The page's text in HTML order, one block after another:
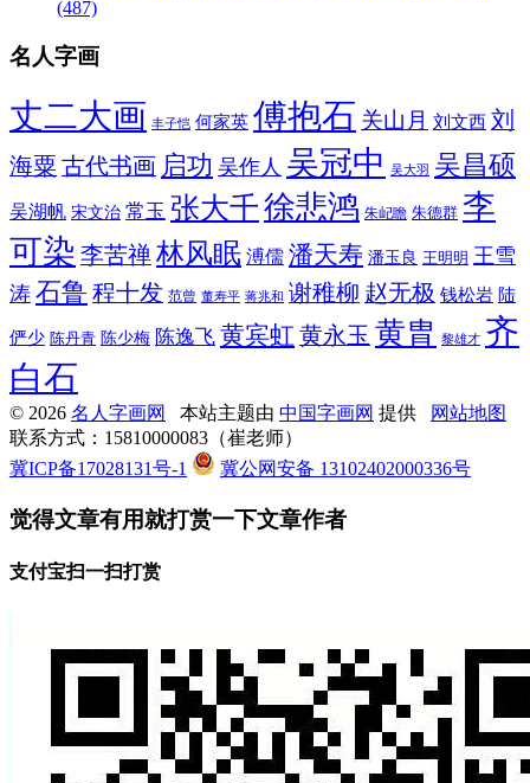
(487)
名人字画
丈二大画 丰子恺 何家英 傅抱石 关山月 刘文西 刘
海粟 古代书画 启功 吴作人 吴冠中 吴大羽 吴昌硕
吴湖帆 宋文治 常玉 张大千徐悲鸿 朱屺瞻 朱德群 李
可染 李苦禅林风眠 溥儒 潘天寿 潘玉良 王明明 王雪
涛 石鲁 程十发 范曾 董寿平 蒋兆和 谢稚柳 赵无极 钱松岩 陆
俨少 陈丹青 陈少梅 陈逸飞 黄宾虹 黄永玉 黄胄 黎雄才 齐
白石
© 2026 名人字画网 本站主题由 中国字画网 提供
网站地图
联系方式：15810000083（崔老师）
冀ICP备17028131号-1
冀公网安备 13102402000336号
觉得文章有用就打赏一下文章作者
支付宝扫一扫打赏